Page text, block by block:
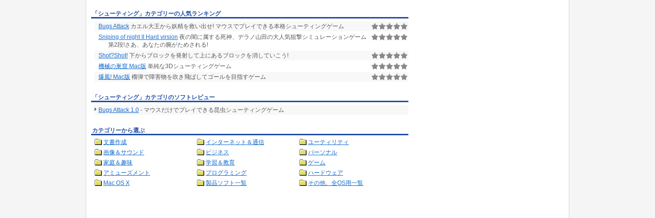
「シューティング」カテゴリーの人気ランキング
Bugs Attack カエル大王から妖精を救い出せ! マウスでプレイできる本格シューティングゲーム
Sniping of night II Hard virsion 夜の闇に属する死神、デラノ山田の大人気狙撃シミュレーションゲーム
第2段!さあ、あなたの腕がためされる!
Shot?Shot! 下からブロックを発射して上にあるブロックを消していこう!
機械の巣窟 Mac版 単純な3Dシューティングゲーム
爆風! Mac版 榴弾で障害物を吹き飛ばしてゴールを目指すゲーム
「シューティング」カテゴリのソフトレビュー
Bugs Attack 1.0 - マウスだけでプレイできる昆虫シューティングゲーム
カテゴリーから選ぶ
文書作成
インターネット＆通信
ユーティリティ
画像＆サウンド
ビジネス
パーソナル
家庭＆趣味
学習＆教育
ゲーム
アミューズメント
プログラミング
ハードウェア
Mac OS X
製品ソフト一覧 その他、全OS用一覧